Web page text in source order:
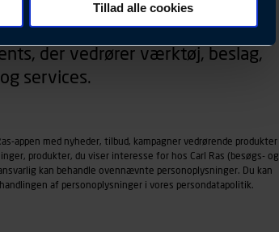
anvendes.
om dit foretrukne sprog, og den
færden på siderne, tidspunkt, hvad der
om enhedstype (computer,
Tillad alle cookies
der vedrører værktøj, beslag,
services.
appen med nyheder, tilbud, kampagner vedrørende produkter
produkter, du viser interesse for hos Carl Ras (besøgs- og
kan behandle ovennævnte personoplysninger. Du kan
af personoplysninger i vores persondatapolitik.